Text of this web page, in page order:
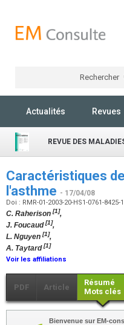
Rechercher
Actualités Revues
REVUE DES
Caractéristiques
l'asthme - 17/04/08
Doi : RMR-01-2003-20-HS1-0761-8425-
C. Raherison [1],
J. Foucaud[1],
L. Nguyen [1],
A. Taytard[1]
Voir les affiliations
PDF Article
Résumé
Mots clés
Bienvenue sur EM-